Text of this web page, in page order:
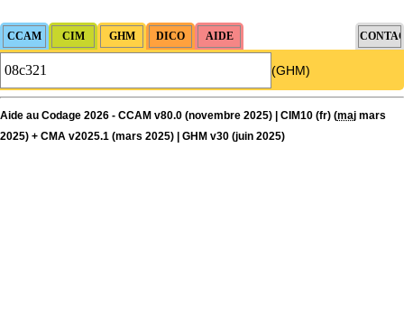
(GHM)
Aide au Codage 2026 - CCAM v80.0 (novembre 2025) | CIM10 (fr) (maj mars
2025) + CMA v2025.1 (mars 2025) | GHM v30 (juin 2025)